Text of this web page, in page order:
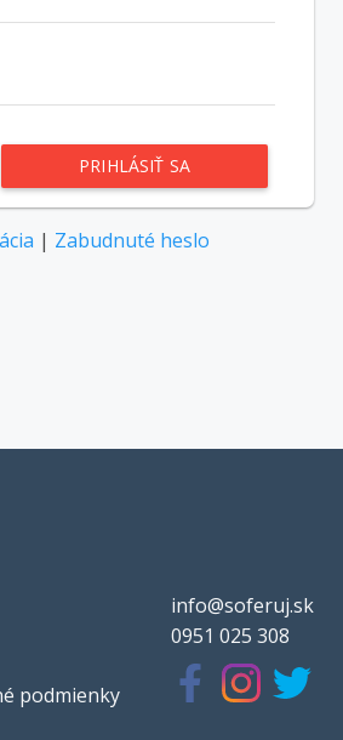
PRIHLÁSIŤ SA
| Zabudnuté heslo
podmienky
info@soferuj.sk
0951 025 308